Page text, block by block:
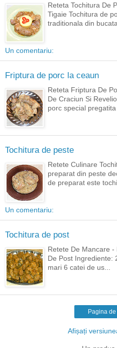
Reteta Tochitura De
Tigaie Tochitura de
traditionala din
Un comentariu:
Friptura de porc la ceaun
Reteta Friptura De
De Craciun Si
porc special pregatita
Tochitura de peste
Retete Culinare
preparat din peste
de preparat este
Un comentariu:
Tochitura de post
Retete De Mancare
De Post Ingrediente:
mari 6 catei de us...
Pagina
Afișați